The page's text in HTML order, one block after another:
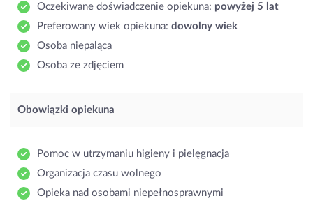
Oczekiwane doświadczenie opiekuna: powyżej 5 lat
Preferowany wiek opiekuna: dowolny wiek
Osoba niepaląca
Osoba ze zdjęciem
Obowiązki opiekuna
Pomoc w utrzymaniu higieny i pielęgnacja
Organizacja czasu wolnego
Opieka nad osobami niepełnosprawnymi